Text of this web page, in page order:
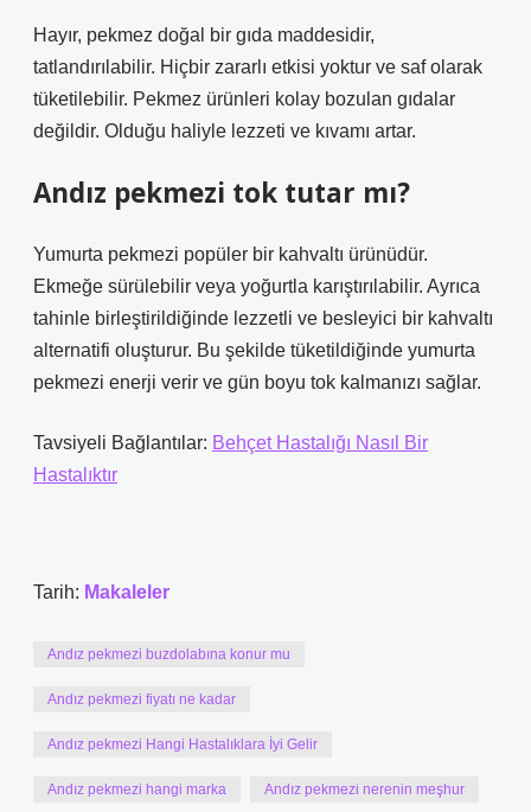
Hayır, pekmez doğal bir gıda maddesidir,
tatlandırılabilir. Hiçbir zararlı etkisi yoktur ve saf olarak
tüketilebilir. Pekmez ürünleri kolay bozulan gıdalar
değildir. Olduğu haliyle lezzeti ve kıvamı artar.
Andız pekmezi tok tutar mı?
Yumurta pekmezi popüler bir kahvaltı ürünüdür.
Ekmeğe sürülebilir veya yoğurtla karıştırılabilir. Ayrıca
tahinle birleştirildiğinde lezzetli ve besleyici bir kahvaltı
alternatifi oluşturur. Bu şekilde tüketildiğinde yumurta
pekmezi enerji verir ve gün boyu tok kalmanızı sağlar.
Tavsiyeli Bağlantılar: Behçet Hastalığı Nasıl Bir
Hastalıktır
Tarih: Makaleler
Andız pekmezi buzdolabına konur mu
Andız pekmezi fiyatı ne kadar
Andız pekmezi Hangi Hastalıklara İyi Gelir
Andız pekmezi hangi marka Andız pekmezi nerenin meşhur